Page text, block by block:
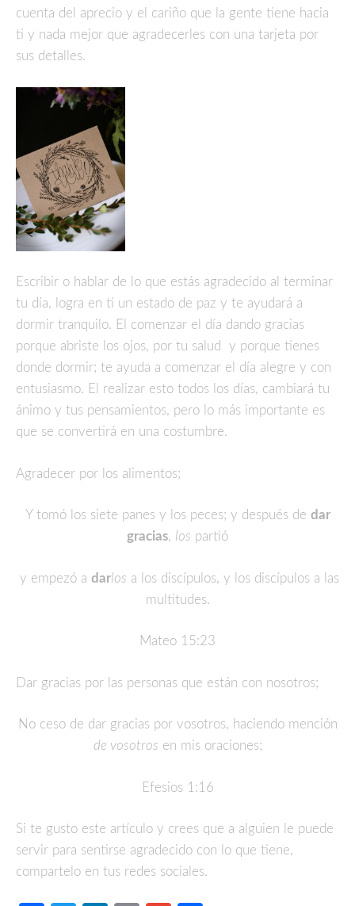
cuenta del aprecio y el cariño que la gente tiene hacia
ti y nada mejor que agradecerles con una tarjeta por
sus detalles.
Escribir o hablar de lo que estás agradecido al terminar
tu día, logra en ti un estado de paz y te ayudará a
dormir tranquilo. El comenzar el día dando gracias
porque abriste los ojos, por tu salud y porque tienes
donde dormir; te ayuda a comenzar el día alegre y con
entusiasmo. El realizar esto todos los días, cambiará tu
ánimo y tus pensamientos, pero lo más importante es
que se convertirá en una costumbre.
Agradecer por los alimentos;
Y tomó los siete panes y los peces; y después de dar
gracias, los partió
y empezó a darlos a los discípulos, y los discípulos a las
multitudes.
Mateo 15:23
Dar gracias por las personas que están con nosotros;
No ceso de dar gracias por vosotros, haciendo mención
de vosotros en mis oraciones;
Efesios 1:16
Si te gusto este artículo y crees que a alguien le puede
servir para sentirse agradecido con lo que tiene,
compartelo en tus redes sociales.